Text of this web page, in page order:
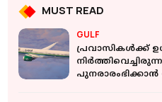
MUST READ
GULF
പ്രവാസികൾക്ക്